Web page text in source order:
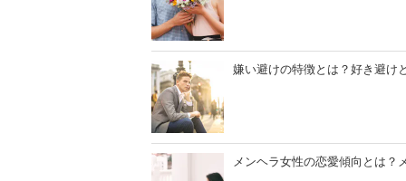
嫌い避けの特徴とは？好き避け
メンヘラ女性の恋愛傾向とは？